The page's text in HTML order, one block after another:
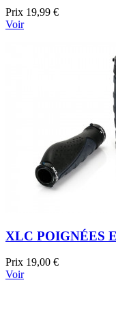
Prix 19,99 €
Voir
XLC POIGNÉES
Prix 19,00 €
Voir